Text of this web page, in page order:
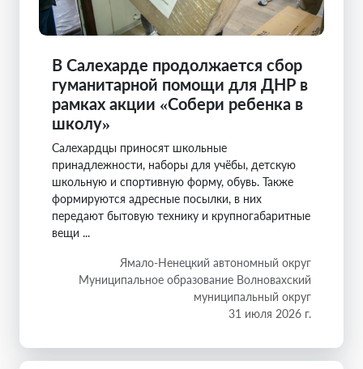
В Салехарде продолжается сбор
гуманитарной помощи для ДНР в
рамках акции «Собери ребенка в
школу»
Салехардцы приносят школьные
принадлежности, наборы для учёбы, детскую
школьную и спортивную форму, обувь. Также
формируются адресные посылки, в них
передают бытовую технику и крупногабаритные
вещи ...
Ямало-Ненецкий автономный округ
Муниципальное образование Волновахский
муниципальный округ
31 июля 2026 г.